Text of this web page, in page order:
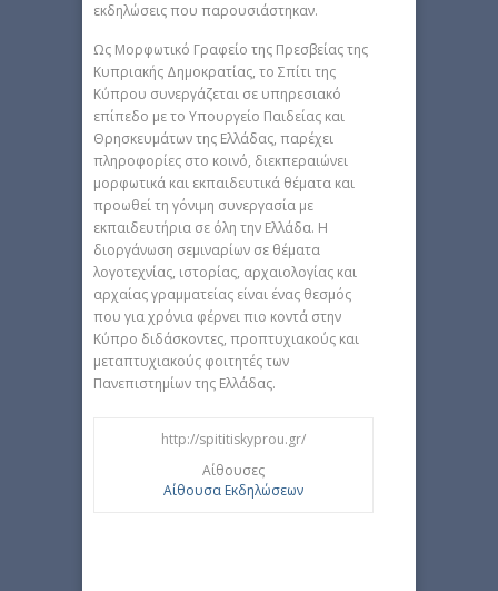
εκδηλώσεις που παρουσιάστηκαν.
Ως Μορφωτικό Γραφείο της Πρεσβείας της
Κυπριακής Δημοκρατίας, το Σπίτι της
Κύπρου συνεργάζεται σε υπηρεσιακό
επίπεδο με το Υπουργείο Παιδείας και
Θρησκευμάτων της Ελλάδας, παρέχει
πληροφορίες στο κοινό, διεκπεραιώνει
μορφωτικά και εκπαιδευτικά θέματα και
προωθεί τη γόνιμη συνεργασία με
εκπαιδευτήρια σε όλη την Ελλάδα. Η
διοργάνωση σεμιναρίων σε θέματα
λογοτεχνίας, ιστορίας, αρχαιολογίας και
αρχαίας γραμματείας είναι ένας θεσμός
που για χρόνια φέρνει πιο κοντά στην
Κύπρο διδάσκοντες, προπτυχιακούς και
μεταπτυχιακούς φοιτητές των
Πανεπιστημίων της Ελλάδας.
http://spititiskyprou.gr/
Αίθουσες
Αίθουσα Εκδηλώσεων